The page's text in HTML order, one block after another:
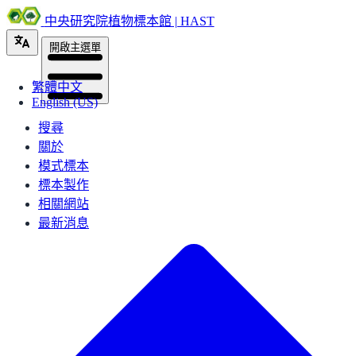
中央研究院植物標本館 | HAST
繁體中文
English (US)
開啟主選單
搜尋
關於
模式標本
標本製作
相關網站
最新消息